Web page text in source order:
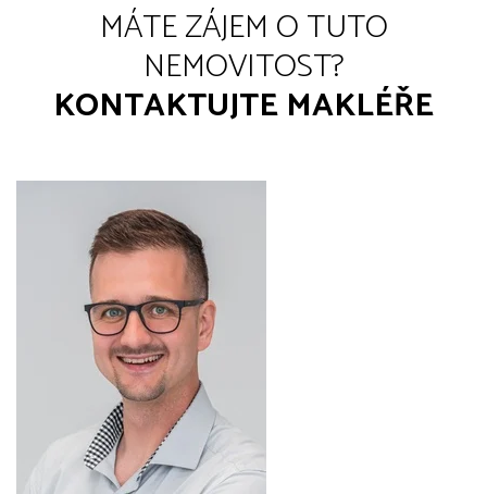
MÁTE ZÁJEM O TUTO
NEMOVITOST?
KONTAKTUJTE MAKLÉŘE